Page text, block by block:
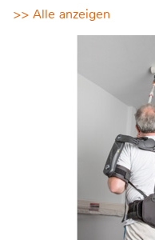
>> Alle anzeigen